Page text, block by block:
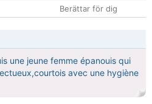
Berättar för dig
une jeune femme épanouis qui
avec une hygiène